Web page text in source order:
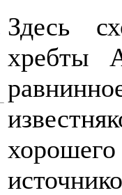
Здесь
хребты